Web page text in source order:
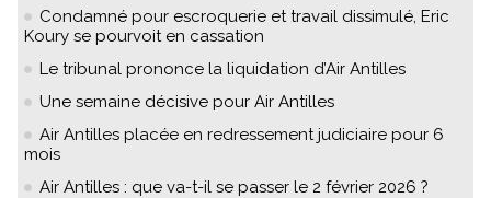
Condamné pour escroquerie et travail dissimulé, Eric
Koury se pourvoit en cassation
Le tribunal prononce la liquidation d’Air Antilles
Une semaine décisive pour Air Antilles
Air Antilles placée en redressement judiciaire pour 6
mois
Air Antilles : que va-t-il se passer le 2 février 2026 ?